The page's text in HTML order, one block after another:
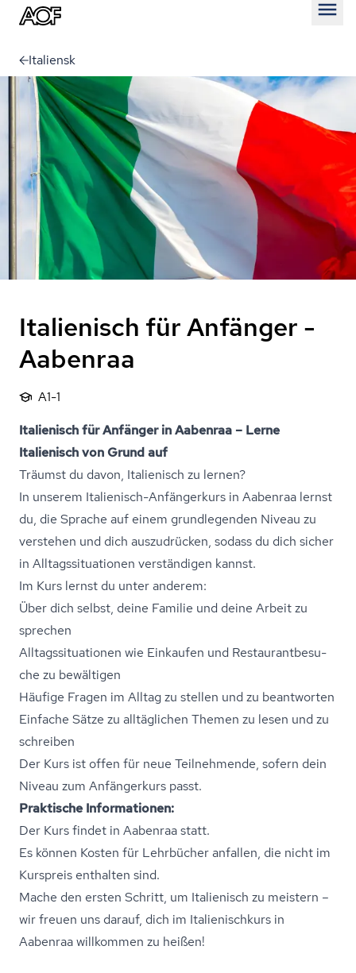
Italiensk
Italienisch für Anfänger -
Aabenraa
A1-1
Italienisch für Anfänger in Aabenraa – Lerne
Italienisch von Grund auf
Träumst du davon, Italienisch zu lernen?
In unserem Italienisch-Anfängerkurs in Aabenraa lernst
du, die Sprache auf einem grundlegenden Niveau zu
verstehen und dich auszudrücken, sodass du dich sicher
in Al­l­tags­si­tu­a­tio­nen verständigen kannst.
Im Kurs lernst du unter anderem:
Über dich selbst, deine Familie und deine Arbeit zu
sprechen
Al­l­tags­si­tu­a­tio­nen wie Einkaufen und Re­stau­rant­be­su­
che zu bewältigen
Häufige Fragen im Alltag zu stellen und zu beantworten
Einfache Sätze zu alltäglichen Themen zu lesen und zu
schreiben
Der Kurs ist offen für neue Teilnehmende, sofern dein
Niveau zum Anfängerkurs passt.
Praktische Informationen:
Der Kurs findet in Aabenraa statt.
Es können Kosten für Lehrbücher anfallen, die nicht im
Kurspreis enthalten sind.
Mache den ersten Schritt, um Italienisch zu meistern –
wir freuen uns darauf, dich im Ita­li­e­ni­s­ch­kurs in
Aabenraa willkommen zu heißen!